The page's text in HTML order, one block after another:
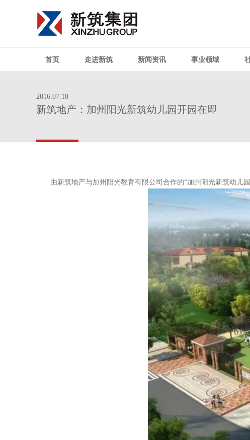
首页 走进新筑 新闻资讯 事业领域
2016.07.18
新筑地产：加州阳光新筑幼儿园开园在即
由新筑地产与加州阳光教育有限公司合作的“加州阳光新筑幼